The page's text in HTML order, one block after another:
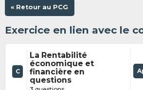
« Retour au PCG
Exercice en lien avec le
C
La Rentabilité
économique et
financière en
questions